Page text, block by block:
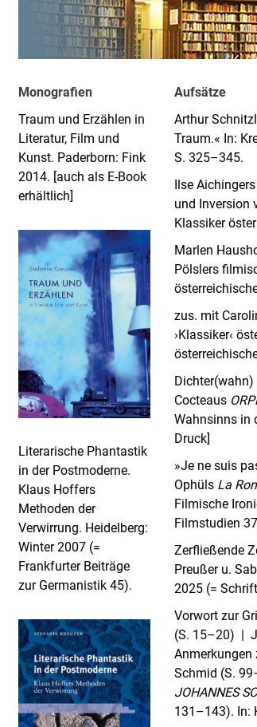
Monografien
Traum und Erzählen in
Literatur, Film und
Kunst. Paderborn: Fink
2014. [auch als E-Book
erhältlich]
Literarische Phantastik
in der Postmoderne.
Klaus Hoffers
Methoden der
Verwirrung. Heidelberg:
Winter 2007 (=
Frankfurter Beiträge
zur Germanistik 45).
Aufsätze
Arthur
Traum.« In:
S. 325–345.
Ilse Aichingers
und Inversion
Klassiker
Marlen
Pölslers
zus. mit
›Klassiker‹
Cocteaus
Wahnsinns in
Druck]
»Je ne suis
Ophüls La
Filmische
Filmstudien
Zerfließende
Preußer u.
2025 (=
Vorwort zur
(S. 15–20) |
Schmid (S.
JOHANNES
131–143). In: